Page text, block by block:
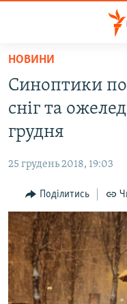
Перейти
основного
матеріалу
до
основної
навігації
Перейти
до
пошуку
БЛОГИ
ПОГЛЯД
ІНТЕРВ'Ю
ВСЕ ЗА ДЕНЬ
СПЕЦПРОЕКТИ
ДЕПОРТАЦІЯ
ЯК ОБІЙТИ
НОВИНИ
Синоптики
сніг та
грудня
25 грудень 2018, 19:03
Поділитись